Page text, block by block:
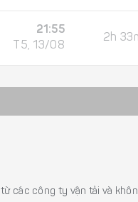
21:55
T5, 13/08
2h
các công ty vận tải và